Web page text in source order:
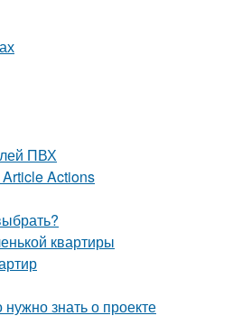
ПВХ
Article Actions
квартиры
знать о проекте